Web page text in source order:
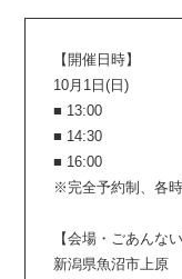
【開催日時】
10月1日(日)
■ 13:00
■ 14:30
■ 16:00
※完全予約制、各
【会場・ごあんない
新潟県魚沼市上原